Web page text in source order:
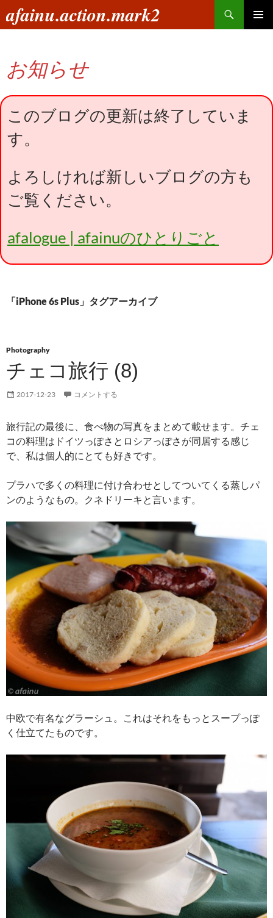
ン
へ
ス
キ
プ
afainu.action.mark2
索
お知らせ
このブログの更新は終了していま
す。
よろしければ新しいブログの方も
ご覧ください。
afalogue | afainuのひとりごと
「iPhone 6s Plus」タグアーカイブ
Photography
チェコ旅行 (8)
2017-12-23 コメントする
旅行記の最後に、食べ物の写真をまとめて載せます。チェ
コの料理はドイツっぽさとロシアっぽさが同居する感じ
で、私は個人的にとても好きです。
プラハで多くの料理に付け合わせとしてついてくる蒸しパ
ンのようなもの。クネドリーキと言います。
中欧で有名なグラーシュ。これはそれをもっとスープっぽ
く仕立てたものです。